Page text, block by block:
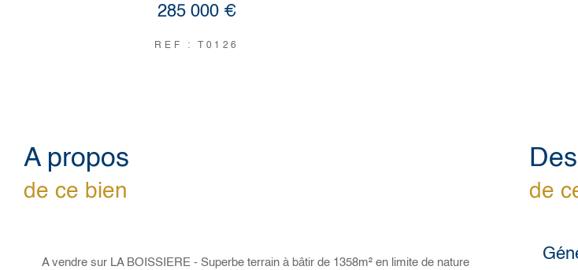
285 000 €
REF : T0126
a propos
de ce bien
A vendre sur LA BOISSIERE - Superbe terrain à bâtir de 1358m² en limite de nature
de